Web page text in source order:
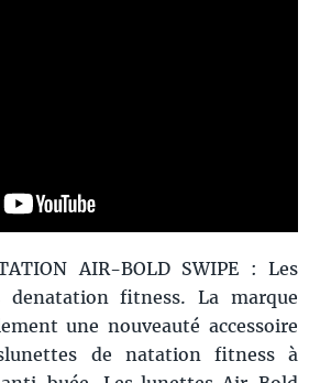
AIR-BOLD SWIPE : Les
denatation fitness. La marque
une nouveauté accessoire
de natation fitness à